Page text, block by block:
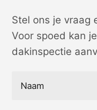
Stel ons je vraag
Voor spoed kan
dakinspectie